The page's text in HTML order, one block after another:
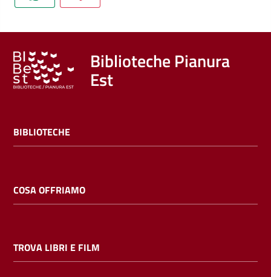
e
Calendario
Online
ragazzi
Biblioteche Pianura
Est
BIBLIOTECHE
COSA OFFRIAMO
TROVA LIBRI E FILM